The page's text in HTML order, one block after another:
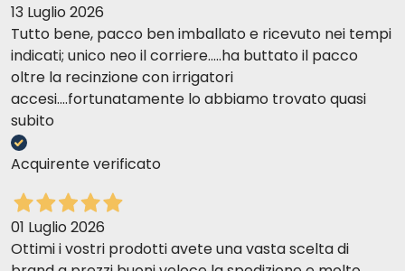
13 Luglio 2026
Tutto bene, pacco ben imballato e ricevuto nei tempi
indicati; unico neo il corriere.....ha buttato il pacco
oltre la recinzione con irrigatori
accesi....fortunatamente lo abbiamo trovato quasi
subito
Acquirente verificato
01 Luglio 2026
Ottimi i vostri prodotti avete una vasta scelta di